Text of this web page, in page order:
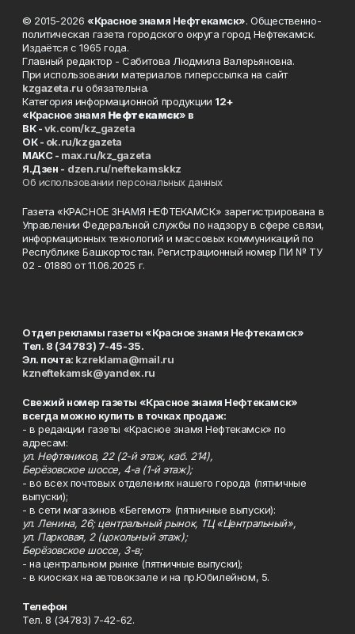
© 2015-2026 «Красное знамя Нефтекамск». Общественно-
политическая газета городского округа город Нефтекамск.
Издаётся с 1965 года.
Главный редактор - Сабитова Людмила Валерьяновна.
При использовании материалов гиперссылка на сайт
kzgazeta.ru обязательна.
Категория информационной продукции 12+
«Красное знамя Нефтекамск» в
ВК -vk.com/kz_gazeta
ОК - ok.ru/kzgazeta
MAKC - max.ru/kz_gazeta
Я.Дзен - dzen.ru/neftekamskkz
Об использовании персональных данных
Газета «КРАСНОЕ ЗНАМЯ НЕФТЕКАМСК» зарегистрирована в
Управлении Федеральной службы по надзору в сфере связи,
информационных технологий и массовых коммуникаций по
Республике Башкортостан. Регистрационный номер ПИ № ТУ
02 - 01880 от 11.06.2025 г.
Отдел рекламы газеты «Красное знамя Нефтекамск»
Тел. 8 (34783) 7-45-35.
Эл. почта: kzreklama@mail.ru
kzneftekamsk@yandex.ru
Свежий номер газеты «Красное знамя Нефтекамск»
всегда можно купить в точках продаж:
- в редакции газеты «Красное знамя Нефтекамск» по
адресам:
ул. Нефтяников, 22 (2-й этаж, каб. 214),
Берёзовское шоссе, 4-а (1-й этаж);
- во всех почтовых отделениях нашего города (пятничные
выпуски);
- в сети магазинов «Бегемот» (пятничные выпуски):
ул. Ленина, 26; центральный рынок, ТЦ «Центральный»,
ул. Парковая, 2 (цокольный этаж);
Берёзовское шоссе, 3-в;
- на центральном рынке (пятничные выпуски);
- в киосках на автовокзале и на пр.Юбилейном, 5.
Телефон
Тел. 8 (34783) 7-42-62.